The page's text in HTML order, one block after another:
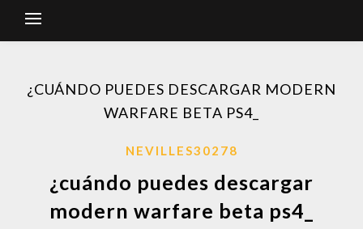
¿CUÁNDO PUEDES DESCARGAR MODERN
WARFARE BETA PS4_
NEVILLES30278
¿cuándo puedes descargar
modern warfare beta ps4_